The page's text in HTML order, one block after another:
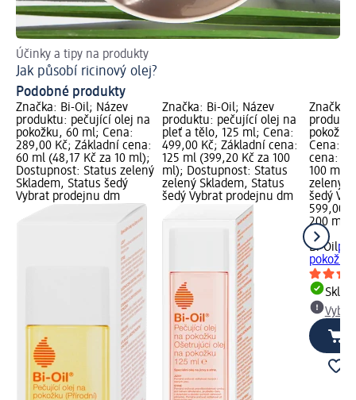
Účinky a tipy na produkty
Jak působí ricinový olej?
Podobné produkty
Značka: Bi-Oil; Název
produktu: pečující olej na
pokožku, 60 ml; Cena:
289,00 Kč; Základní cena:
60 ml (48,17 Kč za 10 ml);
Dostupnost: Status zelený
Skladem, Status šedý
Vybrat prodejnu dm
Značka: Bi-Oil; Název
produktu: pečující olej na
pleť a tělo, 125 ml; Cena:
499,00 Kč; Základní cena:
125 ml (399,20 Kč za 100
ml); Dostupnost: Status
zelený Skladem, Status
šedý Vybrat prodejnu dm
Značka:
Cena:
cena:
100 ml);
zelený
šedý
599,00
200 ml
ml)
Bi-Oil